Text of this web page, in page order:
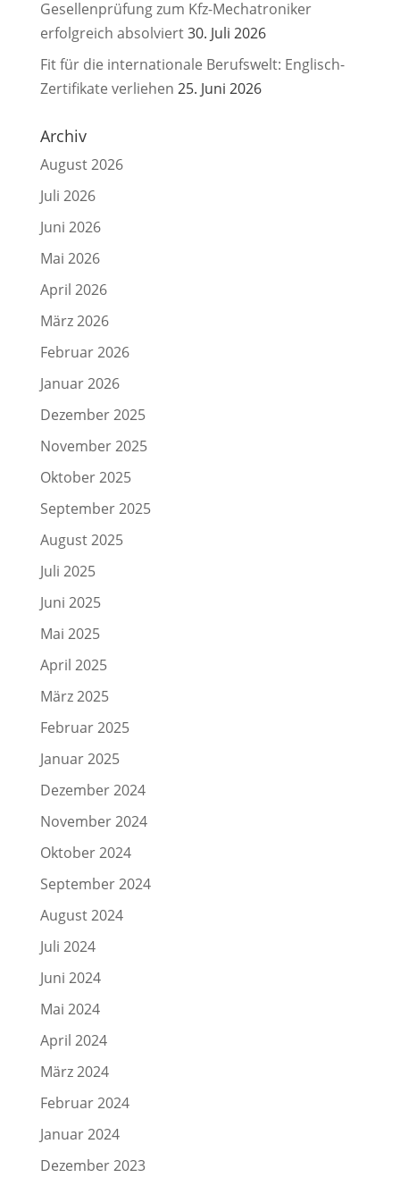
Gesellenprüfung zum Kfz-Mechatroniker
erfolgreich absolviert30. Juli 2026
Fit für die internationale Berufswelt: Englisch-
Zertifikate verliehen 25. Juni 2026
Archiv
August 2026
Juli 2026
Juni 2026
Mai 2026
April 2026
März 2026
Februar 2026
Januar 2026
Dezember 2025
November 2025
Oktober 2025
September 2025
August 2025
Juli 2025
Juni 2025
Mai 2025
April 2025
März 2025
Februar 2025
Januar 2025
Dezember 2024
November 2024
Oktober 2024
September 2024
August 2024
Juli 2024
Juni 2024
Mai 2024
April 2024
März 2024
Februar 2024
Januar 2024
Dezember 2023